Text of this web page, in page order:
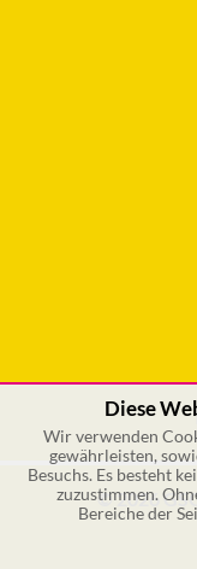
© 2026
Diese
Wir verwenden
gewährleisten,
Besuchs. Es besteht
zuzustimmen.
Bereiche der